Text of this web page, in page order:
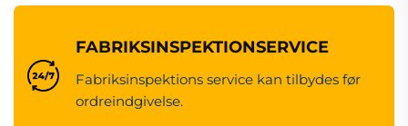
FABRIKSINSPEKTIONSERVICE
Fabriksinspektions service kan tilbydes før
ordreindgivelse.